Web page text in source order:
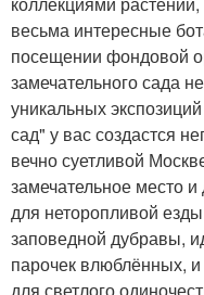
весьма интересные
посещении фондовой
замечательного сада
уникальных
сад" у вас создастся
вечно суетливой
замечательное место
для неторопливой
заповедной дубравы,
парочек влюблённых,